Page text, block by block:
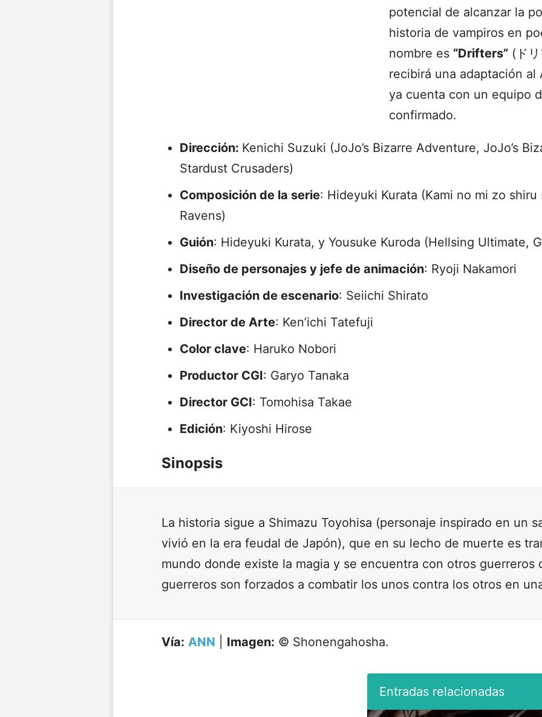
potencial de alcanzar la
historia de vampiros en
nombre es “Drifters” (ド
recibirá una adaptación al
ya cuenta con un equipo
confirmado.
Dirección: Kenichi Suzuki (JoJo’s Bizarre Adventure, JoJo’s
Stardust Crusaders)
Composición de la serie: Hideyuki Kurata (Kami no mi zo shiru
Ravens)
Guión: Hideyuki Kurata, y Yousuke Kuroda (Hellsing Ultimate,
Diseño de personajes y jefe de animación: Ryoji Nakamori
Investigación de escenario: Seiichi Shirato
Director de Arte: Ken’ichi Tatefuji
Color clave: Haruko Nobori
Productor CGI: Garyo Tanaka
Director GCI: Tomohisa Takae
Edición: Kiyoshi Hirose
Sinopsis
La historia sigue a Shimazu Toyohisa (personaje inspirado en un
vivió en la era feudal de Japón), que en su lecho de muerte es
mundo donde existe la magia y se encuentra con otros guerreros
guerreros son forzados a combatir los unos contra los otros en
Vía: ANN Imagen: © Shonengahosha.